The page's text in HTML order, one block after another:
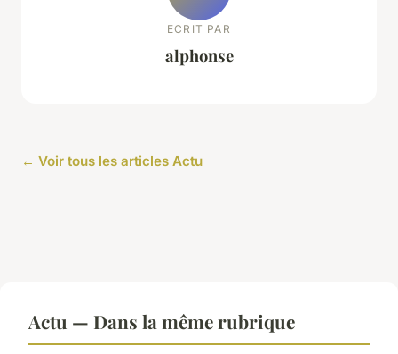
ECRIT PAR
alphonse
← Voir tous les articles Actu
Actu — Dans la même rubrique